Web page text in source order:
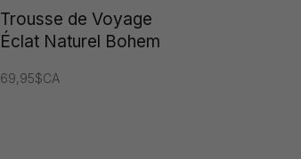
Trousse de Voyage
Éclat Naturel Bohem
69,95$CA